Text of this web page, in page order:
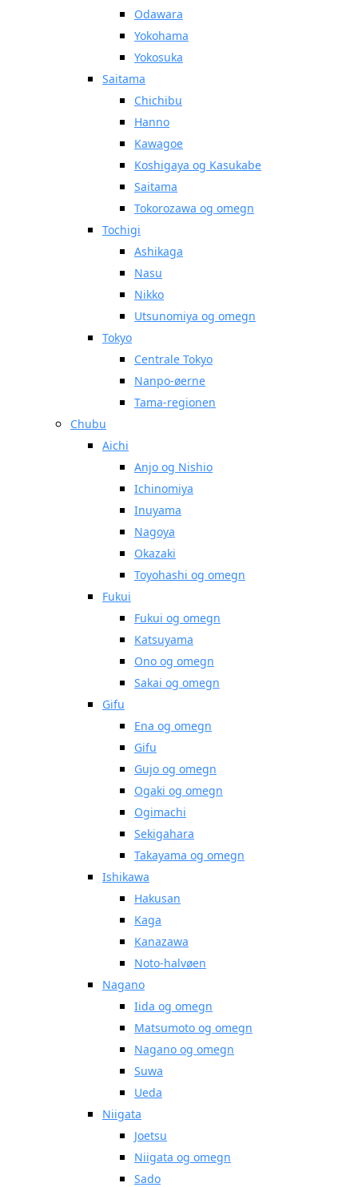
Odawara
Yokohama
Yokosuka
Saitama
Chichibu
Hanno
Kawagoe
Koshigaya og Kasukabe
Saitama
Tokorozawa og omegn
Tochigi
Ashikaga
Nasu
Nikko
Utsunomiya og omegn
Tokyo
Centrale Tokyo
Nanpo-øerne
Tama-regionen
Chubu
Aichi
Anjo og Nishio
Ichinomiya
Inuyama
Nagoya
Okazaki
Toyohashi og omegn
Fukui
Fukui og omegn
Katsuyama
Ono og omegn
Sakai og omegn
Gifu
Ena og omegn
Gifu
Gujo og omegn
Ogaki og omegn
Ogimachi
Sekigahara
Takayama og omegn
Ishikawa
Hakusan
Kaga
Kanazawa
Noto-halvøen
Nagano
Iida og omegn
Matsumoto og omegn
Nagano og omegn
Suwa
Ueda
Niigata
Joetsu
Niigata og omegn
Sado